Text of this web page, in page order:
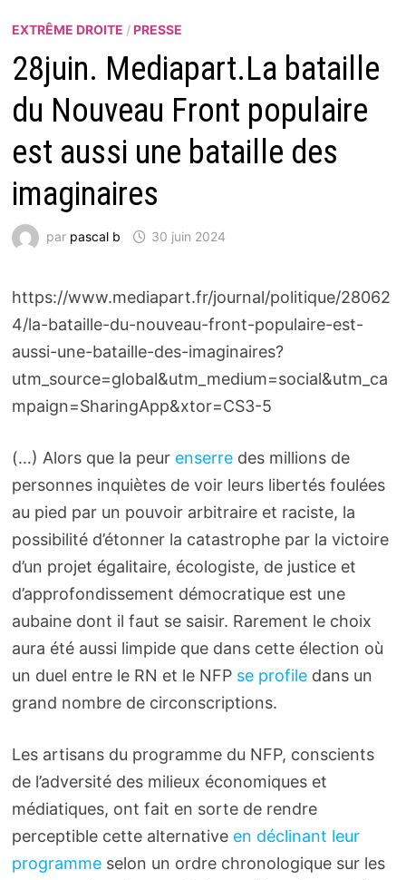
EXTRÊME DROITE / PRESSE
28juin. Mediapart.La bataille
du Nouveau Front populaire
est aussi une bataille des
imaginaires
par pascal b 30 juin 2024
https://www.mediapart.fr/journal/politique/28062
4/la-bataille-du-nouveau-front-populaire-est-
aussi-une-bataille-des-imaginaires?
utm_source=global&utm_medium=social&utm_ca
mpaign=SharingApp&xtor=CS3-5
(…) Alors que la peur enserredes millions de
personnes inquiètes de voir leurs libertés foulées
au pied par un pouvoir arbitraire et raciste, la
possibilité d’étonner la catastrophe par la victoire
d’un projet égalitaire, écologiste, de justice et
d’approfondissement démocratique est une
aubaine dont il faut se saisir. Rarement le choix
aura été aussi limpide que dans cette élection où
un duel entre le RN et le NFP se profiledans un
grand nombre de circonscriptions.
Les artisans du programme du NFP, conscients
de l’adversité des milieux économiques et
médiatiques, ont fait en sorte de rendre
perceptible cette alternative en déclinant leur
programmeselon un ordre chronologique sur les